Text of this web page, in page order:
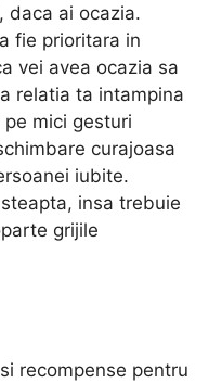
daca ai ocazia.
fie prioritara in
vei avea ocazia sa
relatia ta intampina
mici gesturi
curajoasa
iubite.
insa trebuie
grijile
recompense pentru